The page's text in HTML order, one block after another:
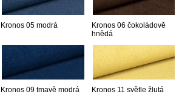
Kronos 05 modrá
Kronos 06 čokoládově
hnědá
Kronos 09 tmavě modrá Kronos 11 světle žlutá